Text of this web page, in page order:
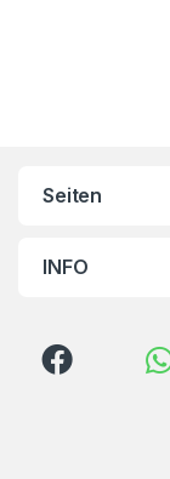
Seiten
INFO